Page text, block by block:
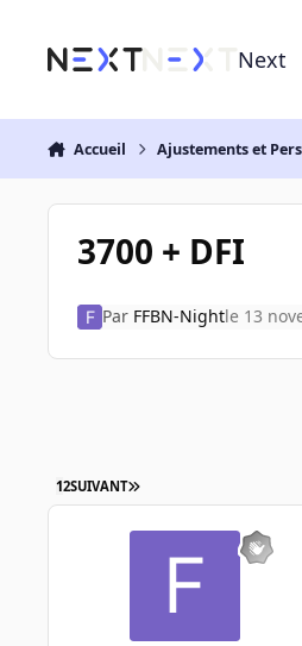
Next
Accueil Ajustements et
3700 + DFI
Par FFBN-Nightle 13
12SUIVANT